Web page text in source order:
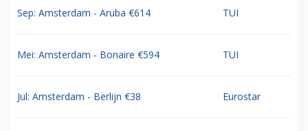
Sep: Amsterdam - Aruba €614 TUI
Mei: Amsterdam - Bonaire €594 TUI
Jul: Amsterdam - Berlijn €38 Eurostar